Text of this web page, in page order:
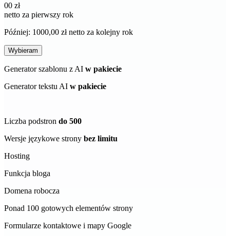
00 zł
netto za pierwszy rok
Później: 1000,00 zł netto za kolejny rok
Wybieram
Generator szablonu z AI w pakiecie
Generator tekstu AI w pakiecie
Liczba podstron do 500
Wersje językowe strony bez limitu
Hosting
Funkcja bloga
Domena robocza
Ponad 100 gotowych elementów strony
Formularze kontaktowe i mapy Google